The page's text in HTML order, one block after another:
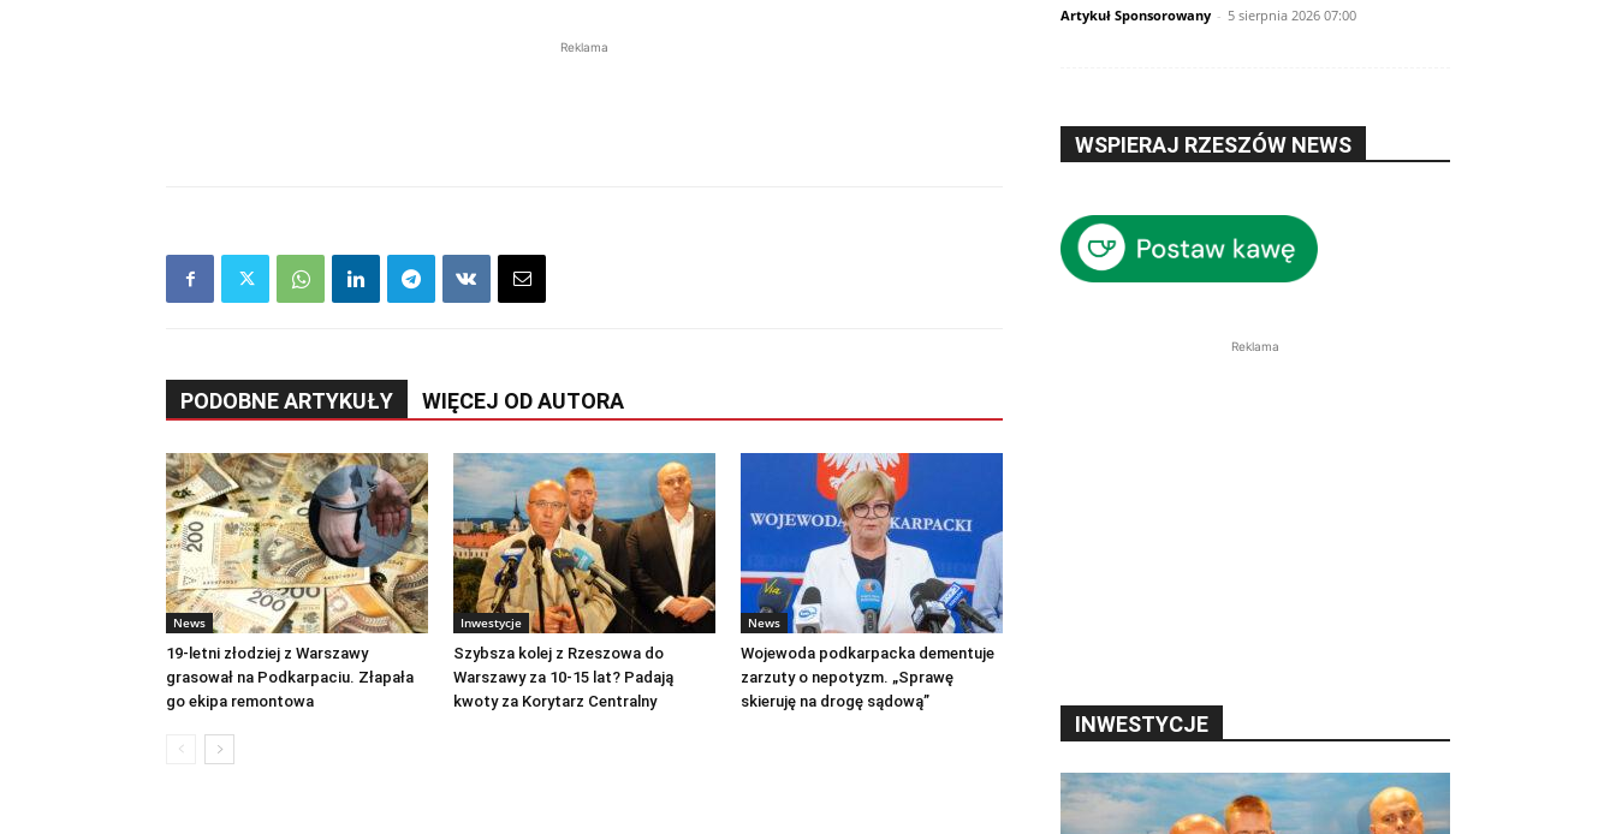
Reklama
PODOBNE ARTYKUŁY WIĘCEJ OD AUTORA
News
19-letni złodziej z Warszawy
grasował na Podkarpaciu. Złapała
go ekipa remontowa
Inwestycje
Szybsza kolej z Rzeszowa do
Warszawy za 10-15 lat? Padają
kwoty za Korytarz Centralny
News
Wojewoda podkarpacka dementuje
zarzuty o nepotyzm. „Sprawę
skieruję na drogę sądową”
Artykuł Sponsorowany - 5 sierpnia 2026 07:00
WSPIERAJ RZESZÓW NEWS
Reklama
INWESTYCJE